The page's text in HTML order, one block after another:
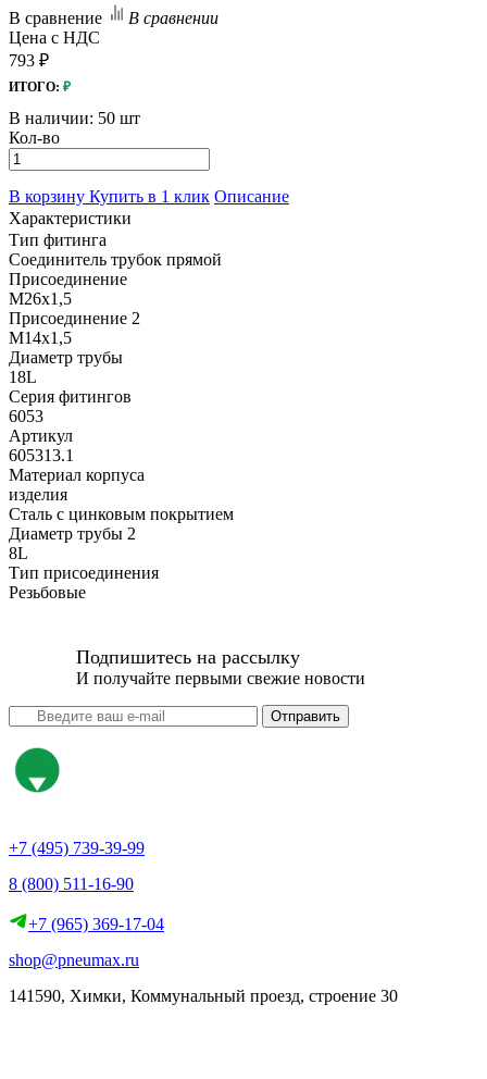
В сравнение
В сравнении
Цена с НДС
793 ₽
ИТОГО: ₽
В наличии: 50 шт
Кол-во
В корзину Купить в 1 клик Описание
Характеристики
Тип фитинга
Соединитель трубок прямой
Присоединение
M26x1,5
Присоединение 2
M14x1,5
Диаметр трубы
18L
Серия фитингов
6053
Артикул
605313.1
Материал корпуса
изделия
Сталь с цинковым покрытием
Диаметр трубы 2
8L
Тип присоединения
Резьбовые
Подпишитесь на рассылку
И получайте первыми свежие новости
Отправить
+7 (495) 739-39-99
8 (800) 511-16-90
+7 (965) 369-17-04
shop@pneumax.ru
141590, Химки, Коммунальный проезд, строение 30